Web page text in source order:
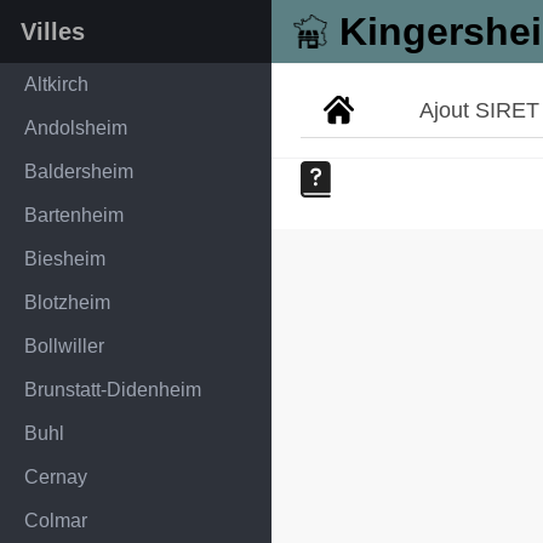
Villes
Altkirch
Andolsheim
Baldersheim
Bartenheim
Biesheim
Blotzheim
Bollwiller
Brunstatt-Didenheim
Buhl
Cernay
Colmar
Ajout SIRET